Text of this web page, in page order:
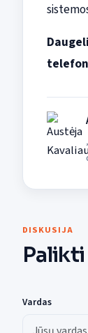
DISKUSIJA
Vardas